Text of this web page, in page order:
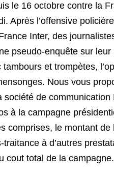
le 16 octobre contre la
Après l’offensive
Inter, des
pseudo-enquête sur leur
et trompètes,
Nous vous
de
à la campagne
comprises, le montant
à d’autres
cout total de la campagne.